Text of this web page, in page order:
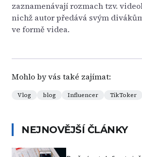
zaznamenávají rozmach tzv.
nichž autor předává svým
ve formě videa.
Mohlo by vás také zajímat:
Vlog blog Influencer TikToker
NEJNOVĚJŠÍ ČLÁNKY